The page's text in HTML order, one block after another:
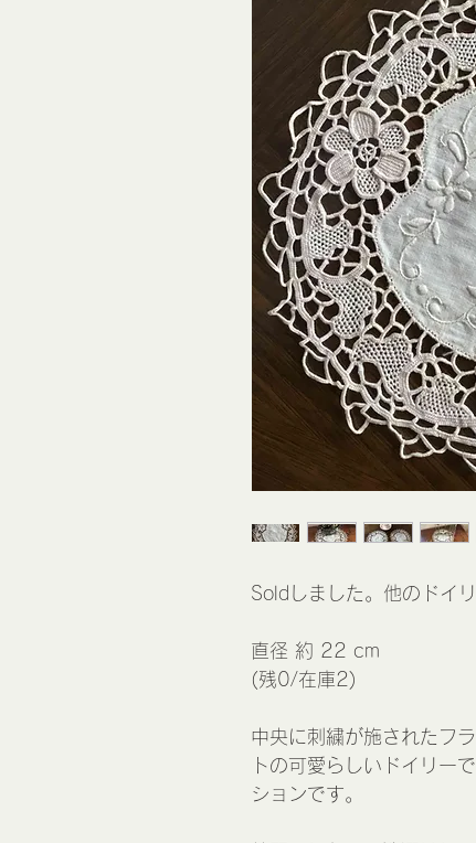
Soldしました。他のドイ
直径 約 22 cm
(残0/在庫2)
中央に刺繍が施されたフ
トの可愛らしいドイリー
ションです。